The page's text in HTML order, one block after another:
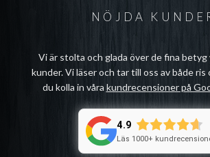
NÖJDA
Vi är stolta och glada över de fina betyg
kunder. Vi läser och tar till oss av både ris
du kolla in våra kundrecensioner på
4.9
Läs 1000+